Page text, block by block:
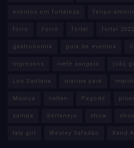
eventos em fortaleza felipe
forro Forró fortal fortal 2022
gastronomia guia de eventos
ingressos ivete sangalo joão
Léo Santana marina park
Música nattan Pagode
samba Sertanejo show
taty girl Wesley Safadão Xand